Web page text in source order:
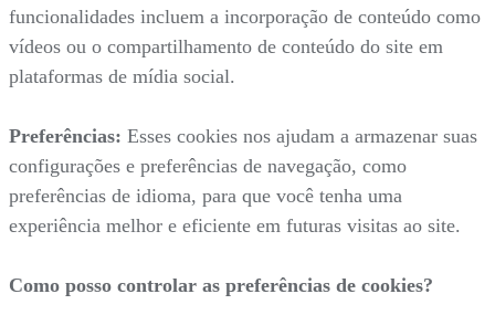
funcionalidades incluem a incorporação de conteúdo como
vídeos ou o compartilhamento de conteúdo do site em
plataformas de mídia social.
Preferências: Esses cookies nos ajudam a armazenar suas
configurações e preferências de navegação, como
preferências de idioma, para que você tenha uma
experiência melhor e eficiente em futuras visitas ao site.
Como posso controlar as preferências de cookies?